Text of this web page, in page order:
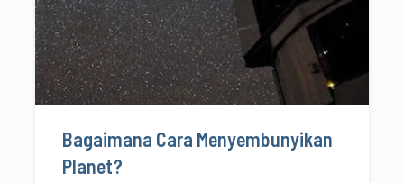
Bagaimana Cara Menyembunyikan
Planet?